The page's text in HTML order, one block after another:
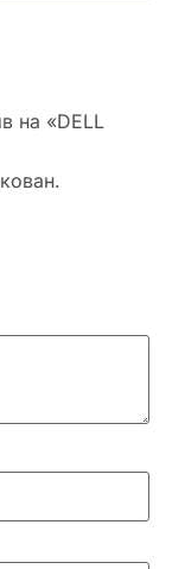
на «DELL